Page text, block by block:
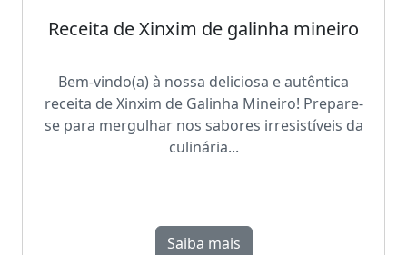
Receita de Xinxim de galinha mineiro
Bem-vindo(a) à nossa deliciosa e autêntica
receita de Xinxim de Galinha Mineiro! Prepare-
se para mergulhar nos sabores irresistíveis da
culinária...
Saiba mais